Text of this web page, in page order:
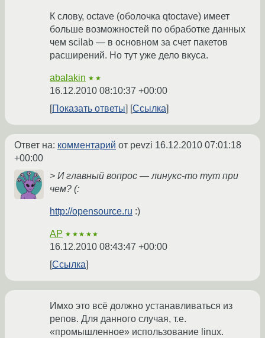
К слову, octave (оболочка qtoctave) имеет
больше возможностей по обработке данных
чем scilab — в основном за счет пакетов
расширений. Но тут уже дело вкуса.
abalakin ★★
16.12.2010 08:10:37 +00:00
Показать ответы
Ссылка
Ответ на: комментарий от pevzi 16.12.2010 07:01:18
+00:00
> И главный вопрос — линукс-то тут при
чем? (:
http://opensource.ru :)
AP ★★★★★
16.12.2010 08:43:47 +00:00
Ссылка
Имхо это всё должно устанавливаться из
репов. Для данного случая, т.е.
«промышленное» использование linux.